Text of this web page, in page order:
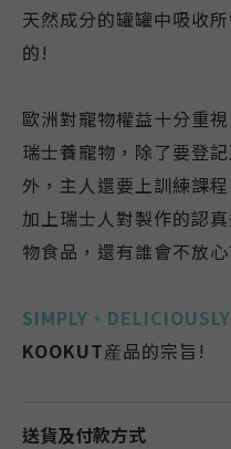
天然成分的罐罐中吸收
的!
歐洲對寵物權益十分重
瑞士養寵物，除了要登
外，主人還要上訓練課
加上瑞士人對製作的認
物食品，還有誰會不放心
SIMPLY、
KOOKUT産品的宗旨!
送貨及付款方式